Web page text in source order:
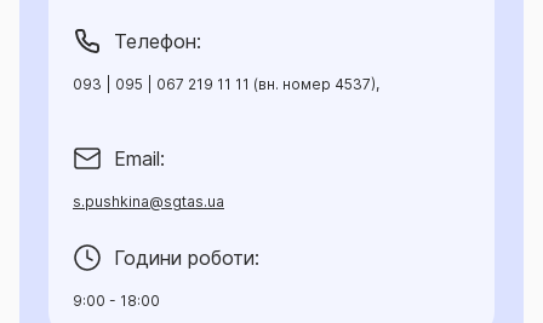
Телефон:
093 | 095 | 067 219 11 11 (вн. номер 4537),
Email:
s.pushkina@sgtas.ua
Години роботи:
9:00 - 18:00